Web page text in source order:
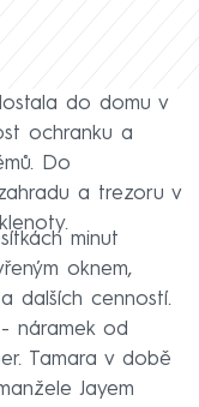
do domu v
ochranku a
Do
a trezoru v
minut
oknem,
dalších cenností.
náramek od
Tamara v době
Jayem